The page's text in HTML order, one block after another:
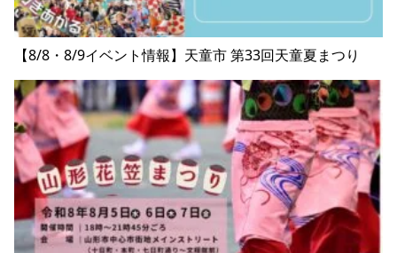
【8/8・8/9イベント情報】天童市 第33回天童夏まつり